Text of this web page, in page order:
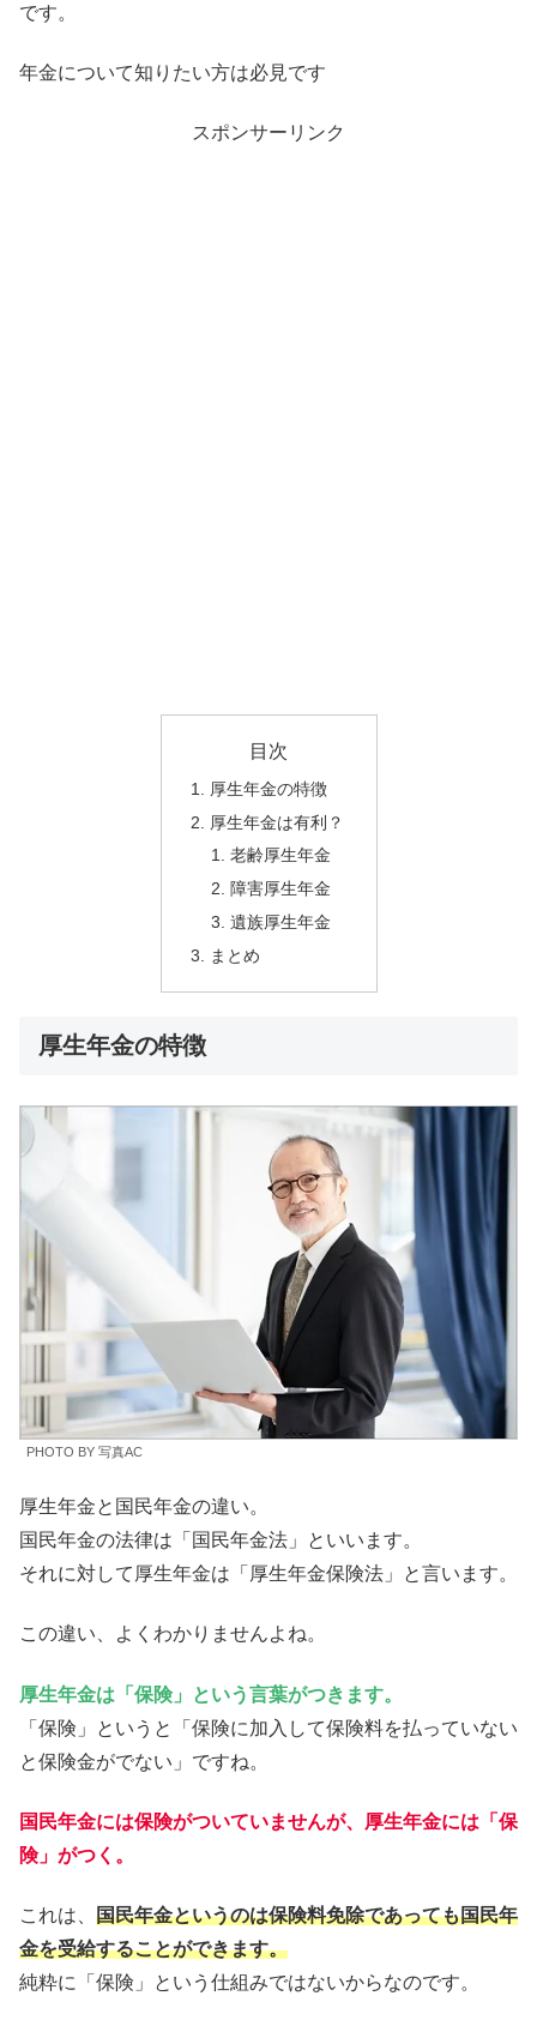
です。
年金について知りたい方は必見です
スポンサーリンク
目次
厚生年金の特徴
厚生年金は有利？
老齢厚生年金
障害厚生年金
遺族厚生年金
まとめ
厚生年金の特徴
PHOTO BY 写真AC
厚生年金と国民年金の違い。
国民年金の法律は「国民年金法」といいます。
それに対して厚生年金は「厚生年金保険法」と言います。
この違い、よくわかりませんよね。
厚生年金は「保険」という言葉がつきます。
「保険」というと「保険に加入して保険料を払っていない
と保険金がでない」ですね。
国民年金には保険がついていませんが、厚生年金には「保
険」がつく。
これは、 国民年金というのは保険料免除であっても国民年
金を受給することができます。
純粋に「保険」という仕組みではないからなのです。